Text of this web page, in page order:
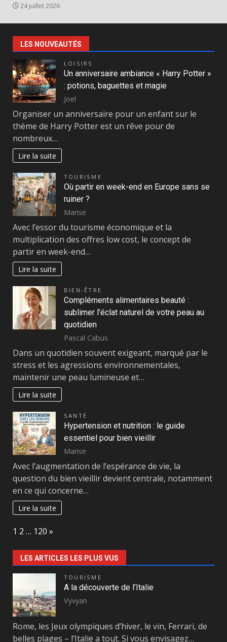
24 juillet 2026
LES NOUVEAUTÉS
LOISIRS
Un anniversaire ambiance « Harry Potter »
: potions, baguettes et magie
Joel
Organiser un anniversaire pour un enfant sur le
thème de Harry Potter est un rêve pour de
nombreux…
Lire la suite
TOURISME
Où partir en week-end en Europe sans se
ruiner ?
Marise
Avec l’essor du tourisme économique et la
multiplication des offres low cost, le concept de
partir en week-end…
Lire la suite
BIEN-ÊTRE
Compléments alimentaires beauté :
sublimer l’éclat naturel de votre peau au
quotidien
Pascal Cabus
Dans un quotidien souvent exigeant, marqué par le
stress et les agressions environnementales,
maintenir une peau lumineuse et…
Lire la suite
SANTÉ
Hypertension et nutrition : le guide
essentiel pour bien vieillir
Marise
Avec l’augmentation de l’espérance de vie, la
question du bien vieillir devient centrale, notamment
en ce qui concerne…
Lire la suite
Page:
1 2 … 120 Next
»
LES ARTICLES LES PLUS VUS
TOURISME
A la découverte de l’Italie
Vyvyan
Rome, les Jeux olympiques d’hiver, le vin, Ferrari, de
belles plages – l’Italie a tout. Si vous envisagez…